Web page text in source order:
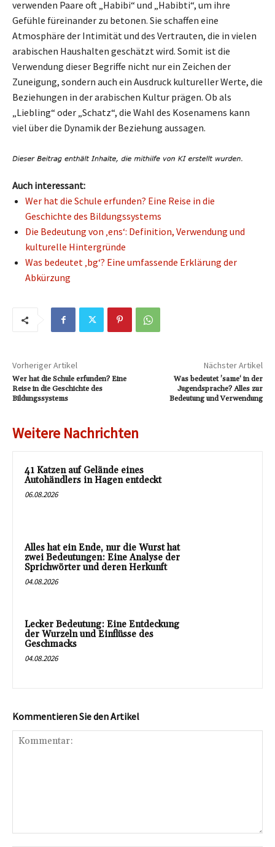
verwenden Paare oft „Habibi“ und „Habibti“, um ihre
Gefühle füreinander zu betonen. Sie schaffen eine
Atmosphäre der Intimität und des Vertrauten, die in vielen
arabischen Haushalten geschätzt wird. Somit ist die
Verwendung dieser Begriffe nicht nur ein Zeichen der
Zuneigung, sondern auch ein Ausdruck kultureller Werte, die
Beziehungen in der arabischen Kultur prägen. Ob als
„Liebling“ oder „Schatz“, die Wahl des Kosenamens kann
viel über die Dynamik der Beziehung aussagen.
Auch interessant:
Wer hat die Schule erfunden? Eine Reise in die
Geschichte des Bildungssystems
Die Bedeutung von ‚ens‘: Definition, Verwendung und
kulturelle Hintergründe
Was bedeutet ‚bg‘? Eine umfassende Erklärung der
Abkürzung
Vorheriger Artikel
Wer hat die Schule erfunden? Eine
Reise in die Geschichte des
Bildungssystems
Nächster Artikel
Was bedeutet ’same‘ in der
Jugendsprache? Alles zur
Bedeutung und Verwendung
Weitere Nachrichten
41 Katzen auf Gelände eines
Autohändlers in Hagen entdeckt
06.08.2026
Alles hat ein Ende, nur die Wurst hat
zwei Bedeutungen: Eine Analyse der
Sprichwörter und deren Herkunft
04.08.2026
Lecker Bedeutung: Eine Entdeckung
der Wurzeln und Einflüsse des
Geschmacks
04.08.2026
Kommentieren Sie den Artikel